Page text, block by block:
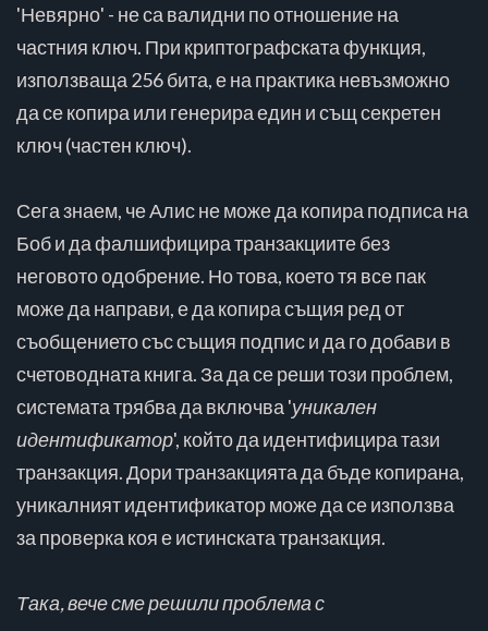
'Невярно' - не са валидни по отношение на
частния ключ. При криптографската функция,
използваща 256 бита, е на практика невъзможно
да се копира или генерира един и същ секретен
ключ (частен ключ).
Сега знаем, че Алис не може да копира подписа на
Боб и да фалшифицира транзакциите без
неговото одобрение. Но това, което тя все пак
може да направи, е да копира същия ред от
съобщението със същия подпис и да го добави в
счетоводната книга. За да се реши този проблем,
системата трябва да включва 'уникален
идентификатор', който да идентифицира тази
транзакция. Дори транзакцията да бъде копирана,
уникалният идентификатор може да се използва
за проверка коя е истинската транзакция.
Така, вече сме решили проблема с